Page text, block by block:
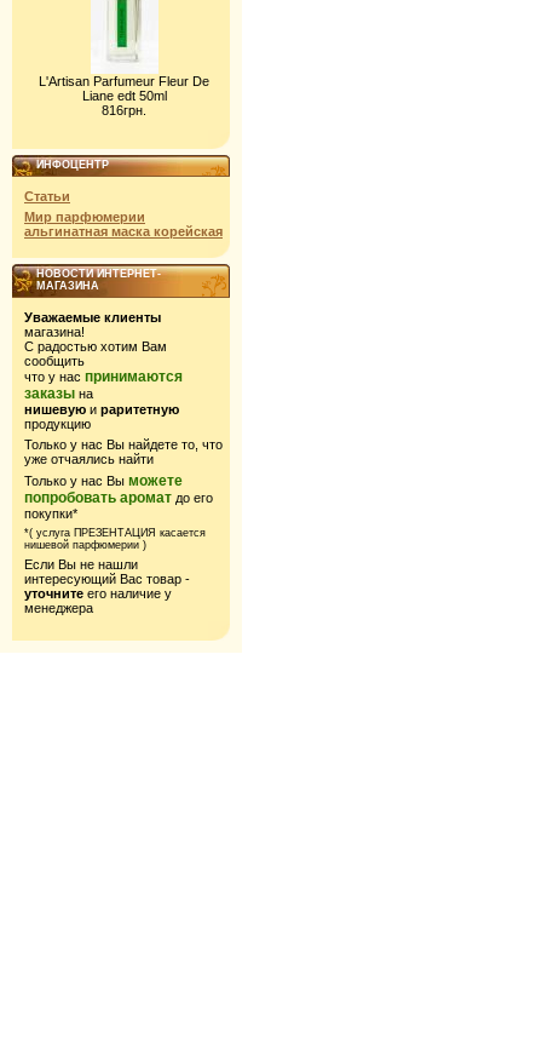
L'Artisan Parfumeur Fleur De
Liane edt 50ml
816грн.
ИНФОЦЕНТР
Статьи
Мир парфюмерии
альгинатная маска корейская
НОВОСТИ ИНТЕРНЕТ-
МАГАЗИНА
Уважаемые клиенты
магазина!
С радостью хотим Вам
сообщить
что у нас принимаются
заказы на
нишевую и раритетную
продукцию
Только у нас Вы найдете то, что
уже отчаялись найти
Только у нас Вы можете
попробовать аромат до его
покупки*
*( услуга ПРЕЗЕНТАЦИЯ касается
нишевой парфюмерии )
Если Вы не нашли
интересующий Вас товар -
уточните его наличие у
менеджера